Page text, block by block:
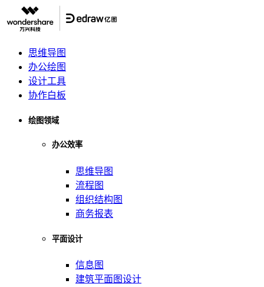
思维导图
办公绘图
设计工具
协作白板
绘图领域
办公效率
思维导图
流程图
组织结构图
商务报表
平面设计
信息图
建筑平面图设计